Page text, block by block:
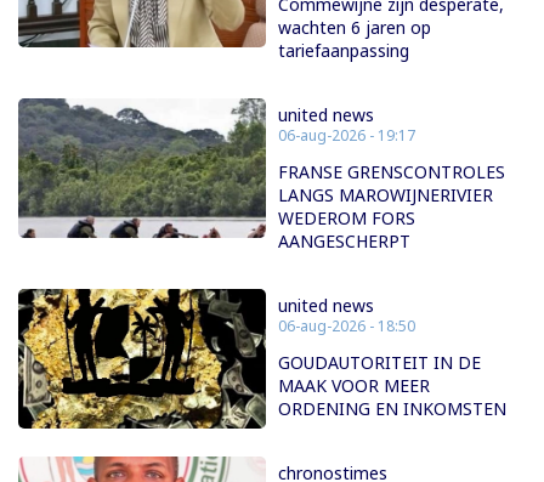
wachten 6 jaren op
tariefaanpassing
united news
06-aug-2026 - 19:17
FRANSE GRENSCONTROLES
LANGS MAROWIJNERIVIER
WEDEROM FORS
AANGESCHERPT
united news
06-aug-2026 - 18:50
GOUDAUTORITEIT IN DE
MAAK VOOR MEER
ORDENING EN INKOMSTEN
chronostimes